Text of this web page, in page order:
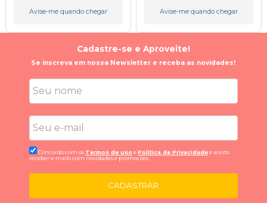
Avise-me quando chegar Avise-me quando chegar
Cadastre-se e Aproveite!
Se inscreva em nossa Newsletter e receba as novidades!
Concordo com os Termos de uso ePolitica de Privacidadee aceito
receber e-mails com novidades e promoções.
CADASTRAR